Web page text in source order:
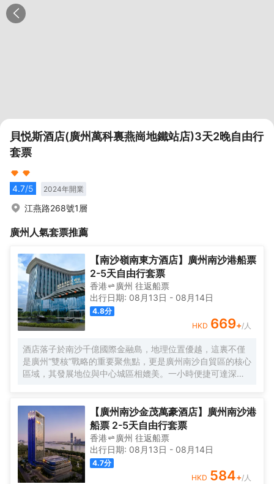
貝悦斯酒店(廣州萬科裏燕崗地鐵站店)3天2晚自由行
套票
4.7/5 2024年開業
江燕路268號1層
廣州 人氣套票推薦
【南沙嶺南東方酒店】廣州南沙港船票
2-5天自由行套票
香港 廣州 往返船票
出行日期: 08月13日 - 08月14日
4.8分
HKD 669+/人
酒店落子於南沙千億國際金融島，地理位置優越，這裏不僅
是廣州“雙核”戰略的重要聚焦點，更是廣州南沙自貿區的核心
區域，其發展地位與中心城區相媲美。一小時便捷可達深
字母“A”，既展中國氣派，又含西式願景——Amazing（令人
驚歎），Astonishing（令人震撼），隱含着酒店將成為南沙
乃至全球矚目的中式美學新地標的美好期許。 酒店作為南沙
國際會展中心綜合體重要組成部分，以“木棉花開，鴻翔海
絲”之設計理念，以大灣區金融新地標之姿態，締造南沙“立足
灣區、協同港澳、面向世界”的實踐範本。
【廣州南沙金茂萬豪酒店】廣州南沙港
船票 2-5天自由行套票
香港 廣州 往返船票
出行日期: 08月13日 - 08月14日
4.7分
HKD 584+/人